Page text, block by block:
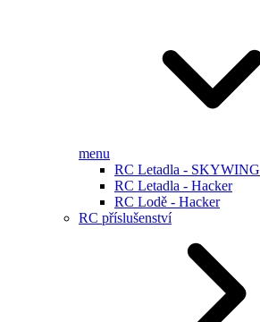
menu
RC Letadla - SKYWING
RC Letadla - Hacker
RC Lodě - Hacker
RC příslušenství